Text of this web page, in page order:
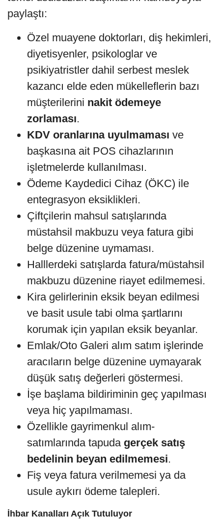
paylaştı:
Özel muayene doktorları, diş hekimleri,
diyetisyenler, psikologlar ve
psikiyatristler dahil serbest meslek
kazancı elde eden mükelleflerin bazı
müşterilerini nakit ödemeye
zorlaması.
KDV oranlarına uyulmaması ve
başkasına ait POS cihazlarının
işletmelerde kullanılması.
Ödeme Kaydedici Cihaz (ÖKC) ile
entegrasyon eksiklikleri.
Çiftçilerin mahsul satışlarında
müstahsil makbuzu veya fatura gibi
belge düzenine uymaması.
Halllerdeki satışlarda fatura/müstahsil
makbuzu düzenine riayet edilmemesi.
Kira gelirlerinin eksik beyan edilmesi
ve basit usule tabi olma şartlarını
korumak için yapılan eksik beyanlar.
Emlak/Oto Galeri alım satım işlerinde
aracıların belge düzenine uymayarak
düşük satış değerleri göstermesi.
İşe başlama bildiriminin geç yapılması
veya hiç yapılmaması.
Özellikle gayrimenkul alım-
satımlarında tapuda gerçek satış
bedelinin beyan edilmemesi.
Fiş veya fatura verilmemesi ya da
usule aykırı ödeme talepleri.
İhbar Kanalları Açık Tutuluyor